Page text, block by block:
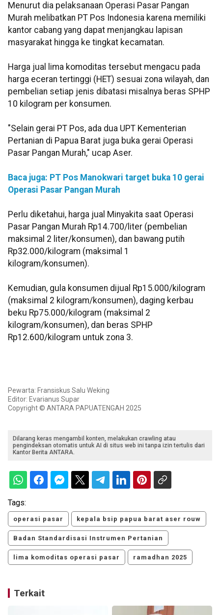
Menurut dia pelaksanaan Operasi Pasar Pangan
Murah melibatkan PT Pos Indonesia karena memiliki
kantor cabang yang dapat menjangkau lapisan
masyarakat hingga ke tingkat kecamatan.
Harga jual lima komoditas tersebut mengacu pada
harga eceran tertinggi (HET) sesuai zona wilayah, dan
pembelian setiap jenis dibatasi misalnya beras SPHP
10 kilogram per konsumen.
"Selain gerai PT Pos, ada dua UPT Kementerian
Pertanian di Papua Barat juga buka gerai Operasi
Pasar Pangan Murah," ucap Aser.
Baca juga: PT Pos Manokwari target buka 10 gerai
Operasi Pasar Pangan Murah
Perlu diketahui, harga jual Minyakita saat Operasi
Pasar Pangan Murah Rp14.700/liter (pembelian
maksimal 2 liter/konsumen), dan bawang putih
Rp32.000/kilogram (maksimal 1
kilogram/konsumen).
Kemudian, gula konsumen dijual Rp15.000/kilogram
(maksimal 2 kilogram/konsumen), daging kerbau
beku Rp75.000/kilogram (maksimal 2
kilogram/konsumen), dan beras SPHP
Rp12.600/kilogram untuk zona 3.
Pewarta: Fransiskus Salu Weking
Editor: Evarianus Supar
Copyright © ANTARA PAPUATENGAH 2025
Dilarang keras mengambil konten, melakukan crawling atau
pengindeksan otomatis untuk AI di situs web ini tanpa izin tertulis dari
Kantor Berita ANTARA.
Tags:
operasi pasar kepala bsip papua barat aser rouw
Badan Standardisasi Instrumen Pertanian
lima komoditas operasi pasar ramadhan 2025
Terkait